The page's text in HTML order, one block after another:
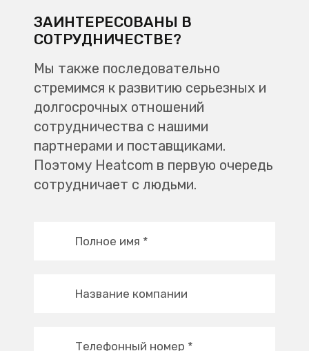
ЗАИНТЕРЕСОВАНЫ В
СОТРУДНИЧЕСТВЕ?
Мы также последовательно
стремимся к развитию серьезных и
долгосрочных отношений
сотрудничества с нашими
партнерами и поставщиками.
Поэтому Heatcom в первую очередь
сотрудничает с людьми.
Полное имя *
Название компании
Телефонный номер *